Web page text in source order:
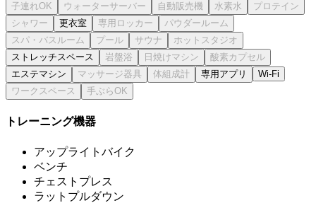
更衣室
ストレッチスペース
エステマシン
専用アプリ Wi-Fi
トレーニング機器
アップライトバイク
ベンチ
チェストプレス
ラットプルダウン